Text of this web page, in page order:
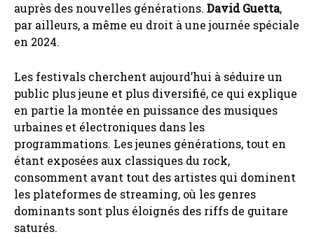
auprès des nouvelles générations. David Guetta,
par ailleurs, a même eu droit à une journée spéciale
en 2024.
Les festivals cherchent aujourd’hui à séduire un
public plus jeune et plus diversifié, ce qui explique
en partie la montée en puissance des musiques
urbaines et électroniques dans les
programmations. Les jeunes générations, tout en
étant exposées aux classiques du rock,
consomment avant tout des artistes qui dominent
les plateformes de streaming, où les genres
dominants sont plus éloignés des riffs de guitare
saturés.